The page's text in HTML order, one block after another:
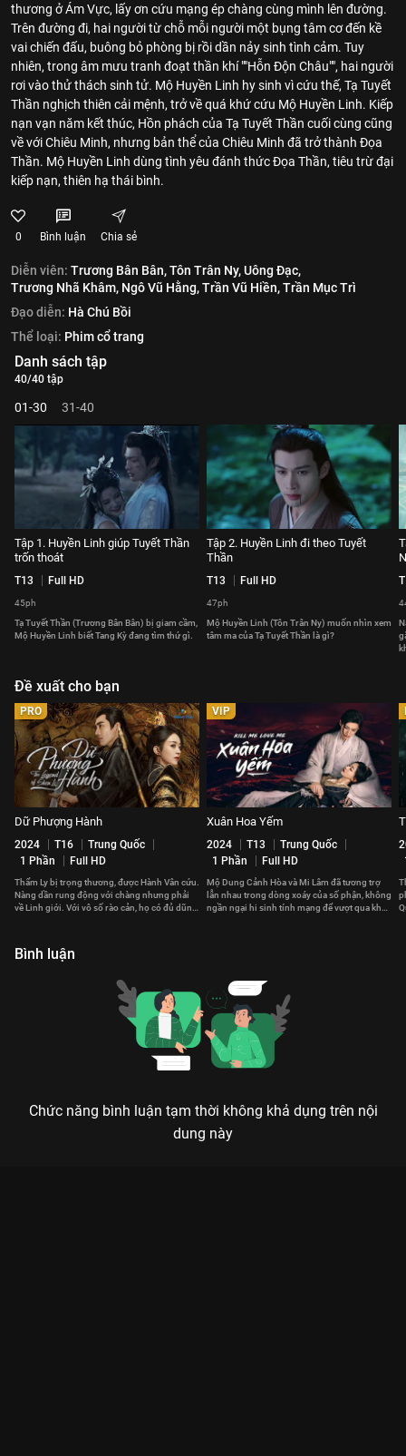
thương ở Ám Vực, lấy ơn cứu mạng ép chàng cùng mình lên đường.
Trên đường đi, hai người từ chỗ mỗi người một bụng tâm cơ đến kề
vai chiến đấu, buông bỏ phòng bị rồi dần nảy sinh tình cảm. Tuy
nhiên, trong âm mưu tranh đoạt thần khí ""Hỗn Độn Châu"", hai người
rơi vào thử thách sinh tử. Mộ Huyền Linh hy sinh vì cứu thế, Tạ Tuyết
Thần nghịch thiên cải mệnh, trở về quá khứ cứu Mộ Huyền Linh. Kiếp
nạn vạn năm kết thúc, Hồn phách của Tạ Tuyết Thần cuối cùng cũng
về với Chiêu Minh, nhưng bản thể của Chiêu Minh đã trở thành Đọa
Thần. Mộ Huyền Linh dùng tình yêu đánh thức Đọa Thần, tiêu trừ đại
kiếp nạn, thiên hạ thái bình.
0 Bình luận Chia sẻ
Diễn viên: Trương Bân Bân,Tôn Trân Ny,Uông Đạc,
Trương Nhã Khâm, Ngô Vũ Hằng,Trần Vũ Hiền,Trần Mục Trì
Đạo diễn: Hà Chú Bồi
Thể loại: Phim cổ trang
Danh sách tập
40/40 tập
01-30 31-40
Tập 1. Huyền Linh giúp Tuyết Thần
trốn thoát
T13 Full HD
45ph
Tạ Tuyết Thần (Trương Bân Bân) bị giam cầm,
Mộ Huyền Linh biết Tang Kỳ đang tìm thứ gì.
Tập 2. Huyền Linh đi theo Tuyết
Thần
T13 Full HD
47ph
Mộ Huyền Linh (Tôn Trân Ny) muốn nhìn xem
tâm ma của Tạ Tuyết Thần là gì?
Đề xuất cho bạn
PRO
Dữ Phượng Hành
2024 T16
Trung Quốc
1 Phần
Full HD
Thẩm Ly bị trọng thương, được Hành Vân cứu.
Nàng dần rung động với chàng nhưng phải
về Linh giới. Với vô số rào cản, họ có đủ dũng
VIP
Xuân Hoa Yếm
2024 T13
Trung Quốc
1 Phần
Full HD
Mộ Dung Cảnh Hòa và Mi Lâm đã tương trợ
lẫn nhau trong dòng xoáy của số phận, không
ngần ngại hi sinh tính mạng để vượt qua khó
Bình luận
Chức năng bình luận tạm thời không khả dụng trên nội
dung này